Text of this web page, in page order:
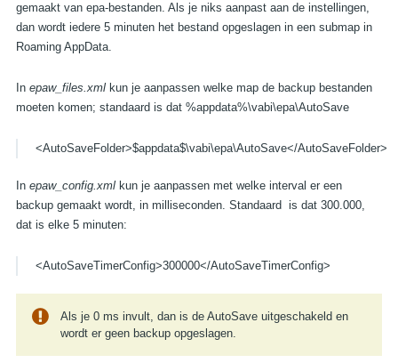
gemaakt van epa-bestanden. Als je niks aanpast aan de instellingen,
dan wordt iedere 5 minuten het bestand opgeslagen in een submap in
Roaming AppData.
In epaw_files.xmlkun je aanpassen welke map de backup bestanden
moeten komen; standaard is dat %appdata%\vabi\epa\AutoSave
<AutoSaveFolder>$appdata$\vabi\epa\AutoSave</AutoSaveFolder>
In epaw_config.xmlkun je aanpassen met welke interval er een
backup gemaakt wordt, in milliseconden. Standaard is dat 300.000,
dat is elke 5 minuten:
<AutoSaveTimerConfig>300000</AutoSaveTimerConfig>
Als je 0 ms invult, dan is de AutoSave uitgeschakeld en
wordt er geen backup opgeslagen.